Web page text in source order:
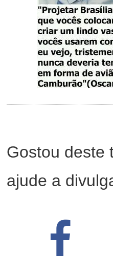
Gostou deste
ajude a